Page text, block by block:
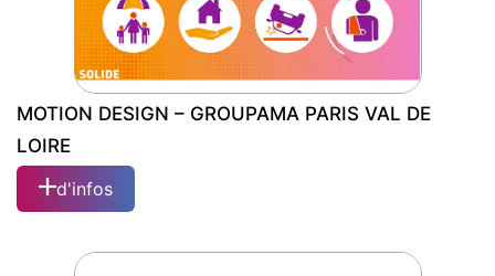
VAL DE LOIRE
MOTION DESIGN – GROUPAMA PARIS VAL DE
LOIRE
d'infos